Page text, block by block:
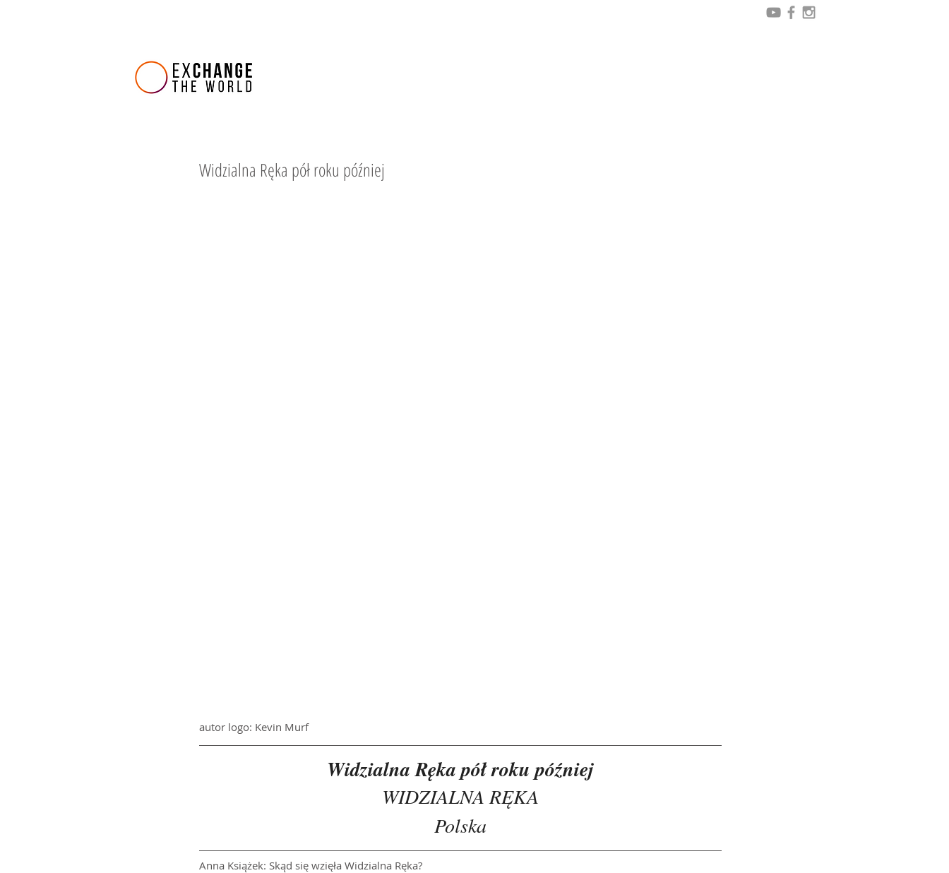
Widzialna Ręka pół roku później
autor logo: Kevin Murf
Widzialna Ręka pół roku później
WIDZIALNA RĘKA
Polska
Anna Książek: Skąd się wzięła Widzialna Ręka?